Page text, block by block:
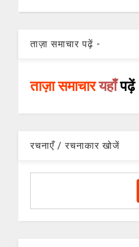
ताज़ा समाचार पढ़ें -
ताज़ा समाचारयहाँपढ़ें
रचनाएँ / रचनाकार खोजें